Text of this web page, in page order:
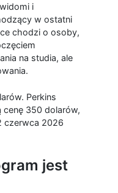
i
w ostatni
chodzi o osoby,
na studia, ale
Perkins
cenę 350 dolarów,
czerwca 2026
jest